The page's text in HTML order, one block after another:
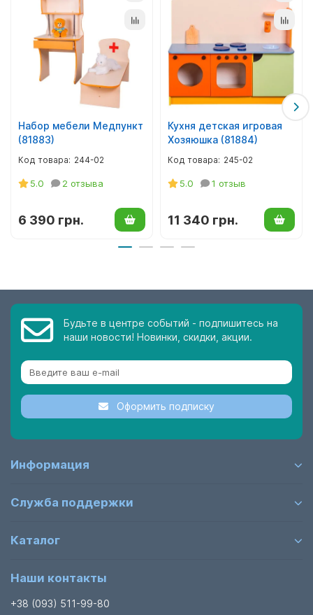
закруглены.
Изготовлена согласно ГОСТу, отвечает санитарно-
гигиеническим нормам, имеет соответствующие
сертификаты.
Поставляется в разобранном виде, в картонной упаковке.
Фурнитура и схема сборки прилагаются.
Купить детскую игровую парикмахерскую можно оптом и
в розницу.
Набор мебели Медпункт
(81883)
244-02
5.0 2 отзыва
6 390 грн.
Кухня детская игровая
Хозяюшка (81884)
245-02
5.0 1 отзыв
11 340 грн.
Будьте в центре событий - подпишитесь на
наши новости! Новинки, скидки, акции.
Оформить подписку
Информация
Служба поддержки
Каталог
Наши контакты
+38 (093) 511-99-80